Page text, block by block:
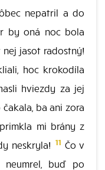
nepatril a do
by oná noc bola
nej jasot radostný!
hoc krokodíla
hviezdy za jej
ba ani zora
mi brány z
neskryla! 11 Čo v
buď po